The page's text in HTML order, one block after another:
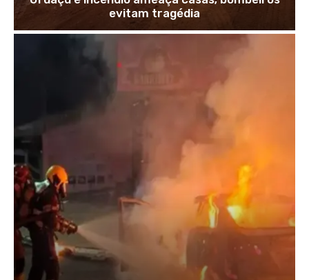
evitam tragédia